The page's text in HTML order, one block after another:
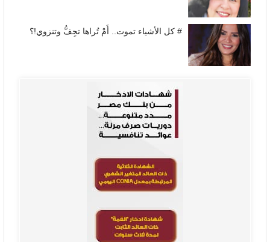
# كل الأشياء تموت.. أَمْ تُراها تجِفُّ وتنزوي!؟